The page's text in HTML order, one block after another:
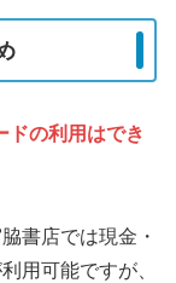
ドの利用はでき
書店では現金・
用可能ですが、